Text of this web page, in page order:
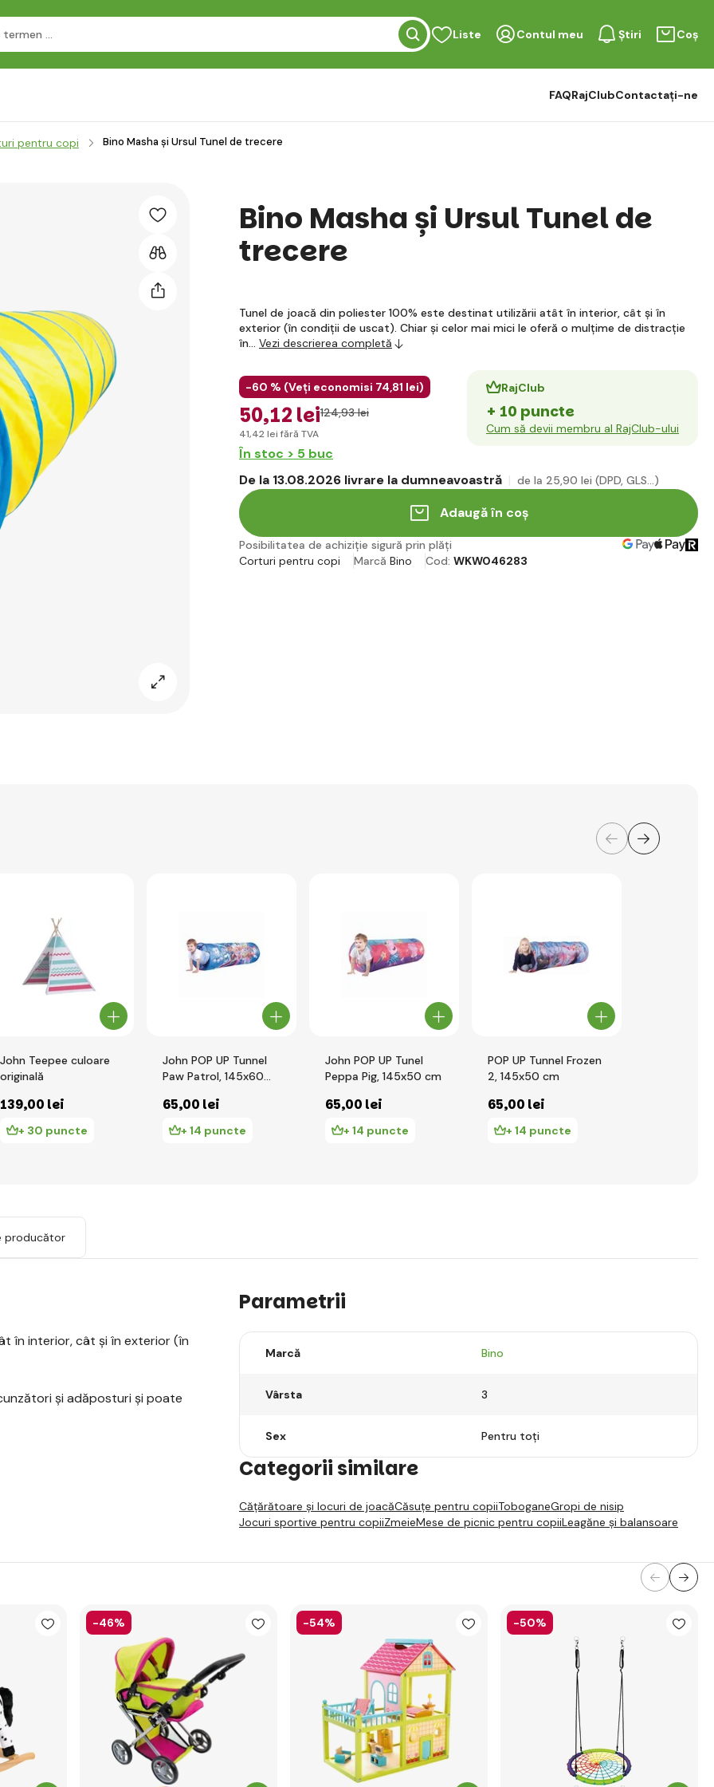
Liste Contul meu Știri Coș
FAQRajClubContactați-ne
pentru copi Bino Masha și Ursul Tunel de trecere
Bino Masha și Ursul Tunel de
trecere
Tunel de joacă din poliester 100% este destinat utilizării atât în interior, cât și în
exterior (în condiții de uscat). Chiar și celor mai mici le oferă o mulțime de distracție
în… Vezi descrierea completă
-60 % (Veți economisi 74,81 lei)
50,12 lei124,93 lei
41,42 lei fără TVA
RajClub
+ 10 puncte
Cum să devii membru al RajClub-ului
În stoc > 5 buc
De la 13.08.2026 livrare la dumneavoastră
de la 25,90 lei (DPD, GLS...)
Adaugă în coș
Posibilitatea de achiziție sigură prin plăți
Corturi pentru copi
Marcă Bino Cod: WKW046283
John Teepee culoare
originală
139,00 lei
+ 30 puncte
John POP UP Tunnel
Paw Patrol, 145x60
65,00 lei
+ 14 puncte
John POP UP Tunel
Peppa Pig, 145x50 cm
65,00 lei
+ 14 puncte
POP UP Tunnel Frozen
2, 145x50 cm
65,00 lei
+ 14 puncte
producător
în interior, cât și în exterior (în
și adăposturi și poate
Parametrii
Marcă Bino
Vârsta 3
Sex Pentru toți
Categorii similare
Cățărătoare și locuri de joacăCăsuțe pentru copiiToboganeGropi de nisip
Jocuri sportive pentru copiiZmeieMese de picnic pentru copiiLeagăne și balansoare
-46% -54% -50%